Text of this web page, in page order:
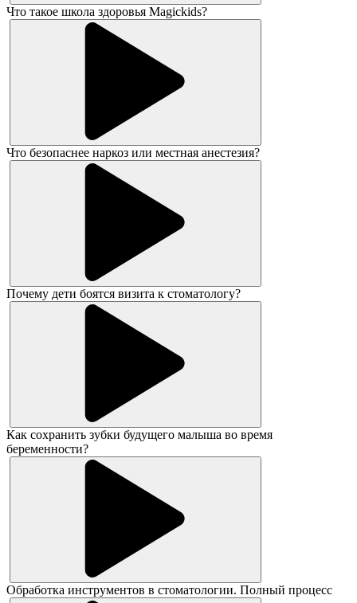
Что такое школа здоровья Magickids?
Что безопаснее наркоз или местная анестезия?
Почему дети боятся визита к стоматологу?
Как сохранить зубки будущего малыша во время
беременности?
Обработка инструментов в стоматологии. Полный процесс